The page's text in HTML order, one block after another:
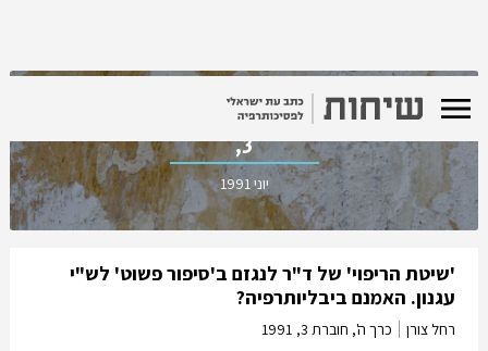
כרך ה', חוברת
3,
יוני 1991
'שיטת הריפוי' של ד"ר לנגזם ב'סיפור פשוט' לש"י
עגנון. האמנם ביבליותרפיה?
רחל צורן כרך ה', חוברת 3, 1991